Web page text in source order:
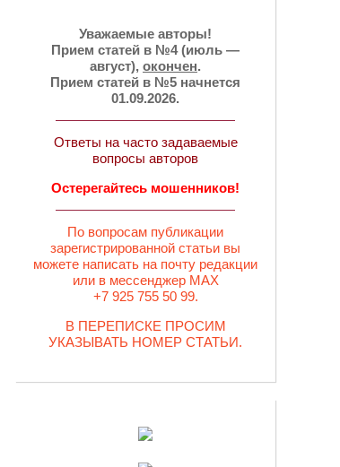
Уважаемые авторы!
Прием статей в №4 (июль —
август), окончен.
Прием статей в №5 начнется
01.09.2026.
Ответы на часто задаваемые
вопросы авторов
Остерегайтесь мошенников!
По вопросам публикации
зарегистрированной статьи вы
можете написать на почту редакции
или в мессенджер MAX
+7 925 755 50 99.
В ПЕРЕПИСКЕ ПРОСИМ
УКАЗЫВАТЬ НОМЕР СТАТЬИ.